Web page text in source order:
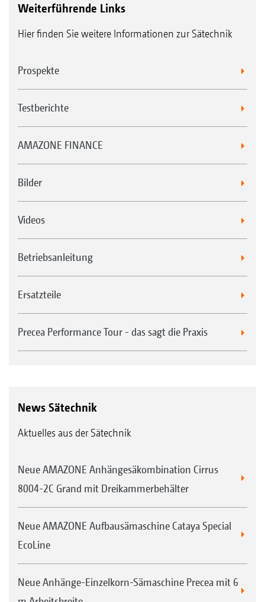
Weiterführende Links
Hier finden Sie weitere Informationen zur Sätechnik
Prospekte
Testberichte
AMAZONE FINANCE
Bilder
Videos
Betriebsanleitung
Ersatzteile
Precea Performance Tour - das sagt die Praxis
News Sätechnik
Aktuelles aus der Sätechnik
Neue AMAZONE Anhängesäkombination Cirrus
8004-2C Grand mit Dreikammerbehälter
Neue AMAZONE Aufbausämaschine Cataya Special
EcoLine
Neue Anhänge-Einzelkorn-Sämaschine Precea mit 6